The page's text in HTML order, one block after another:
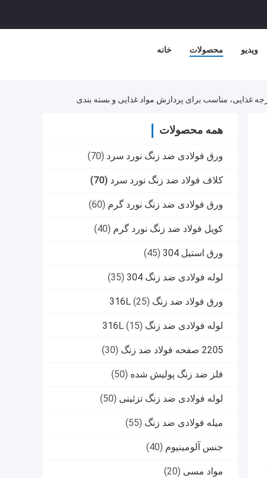
خانه محصولات ویدیو
همه محصولات
ورق فولادی ضد زنگ نورد سرد (70)
کلاف فولاد ضد زنگ نورد سرد (70)
ورق فولادی ضد زنگ نورد گرم (60)
کویل فولاد ضد زنگ نورد گرم (40)
ورق استیل 304 (45)
لوله فولادی ضد زنگ 304 (35)
ورق فولاد ضد زنگ 316L (25)
لوله فولادی ضد زنگ 316L (15)
2205 صفحه فولاد ضد زنگ (30)
فلز ضد زنگ پولیش شده (50)
لوله فولادی ضد زنگ تزئینی (50)
میله فولادی ضد زنگ (55)
جنس آلومینیوم (40)
مواد مسی (20)